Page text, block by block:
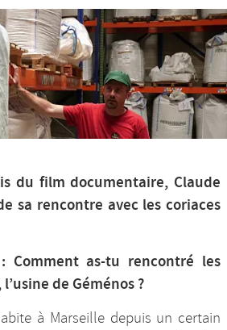
productions et +
du film documentaire, Claude
sa rencontre avec les coriaces
Comment as-tu rencontré les
de Géménos ?
à Marseille depuis un certain